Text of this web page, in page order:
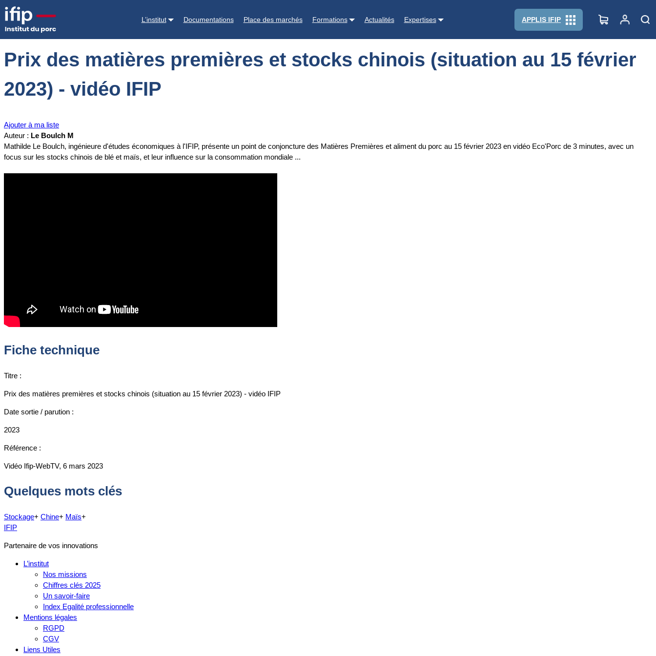
L’institut Documentations Place des marchés Formations Actualités Expertises APPLIS IFIP
Accueil Documentations
Prix des matières premières et stocks chinois (situation au 15 février
2023) - vidéo IFIP
Ajouter à ma liste
Auteur : Le Boulch M
Mathilde Le Boulch, ingénieure d'études économiques à l'IFIP, présente un point de conjoncture des Matières Premières et aliment du porc au 15 février 2023 en vidéo Eco'Porc de 3 minutes, avec un
focus sur les stocks chinois de blé et maïs, et leur influence sur la consommation mondiale ...
Fiche technique
Titre :
Prix des matières premières et stocks chinois (situation au 15 février 2023) - vidéo IFIP
Date sortie / parution :
2023
Référence :
Vidéo Ifip-WebTV, 6 mars 2023
Quelques mots clés
Stockage+ Chine+ Maïs+
IFIP
Partenaire de vos innovations
L’institut
Nos missions
Chiffres clés 2025
Un savoir-faire
Index Egalité professionnelle
Mentions légales
RGPD
CGV
Liens Utiles